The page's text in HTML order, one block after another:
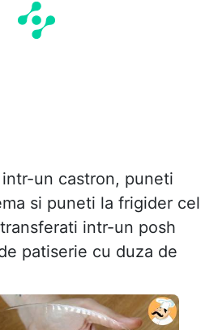
un castron, puneti
si puneti la frigider cel
intr-un posh
patiserie cu duza de